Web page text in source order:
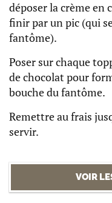
déposer la crème en
finir par un pic (qui
fantôme).
Poser sur chaque
de chocolat pour
bouche du fantôme.
Remettre au frais
servir.
VOIR